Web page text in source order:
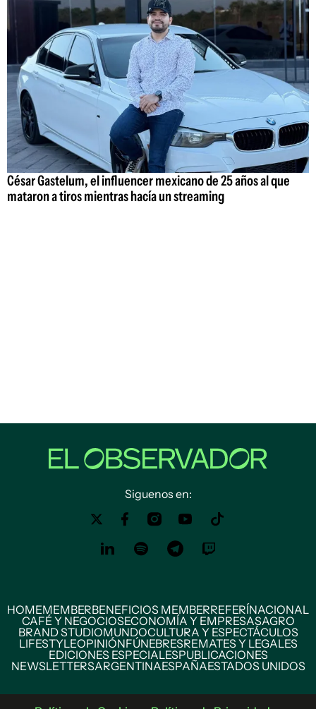
César Gastelum, el influencer mexicano de 25 años al que
mataron a tiros mientras hacía un streaming
Siguenos en:
HOMEMEMBERBENEFICIOS MEMBERREFERÍNACIONAL
CAFÉ Y NEGOCIOSECONOMÍA Y EMPRESASAGRO
BRAND STUDIOMUNDOCULTURA Y ESPECTÁCULOS
LIFESTYLEOPINIÓNFÚNEBRESREMATES Y LEGALES
EDICIONES ESPECIALESPUBLICACIONES
NEWSLETTERSARGENTINAESPAÑAESTADOS UNIDOS